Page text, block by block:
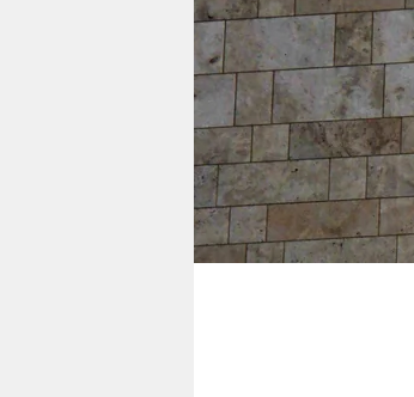
verlag
veranstaltungen
shop
fragen & hilfe
unterstützen
abo